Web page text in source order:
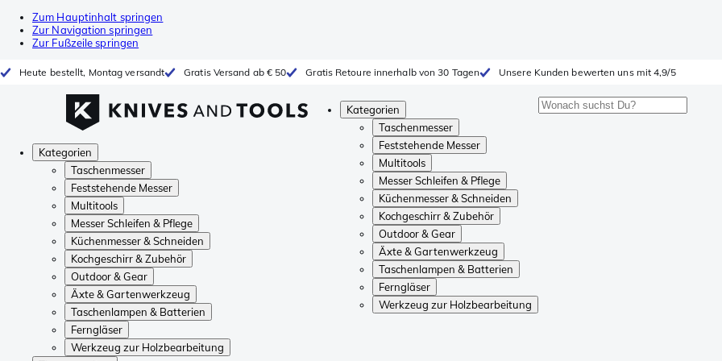
Zum Hauptinhalt springen
Zur Navigation springen
Zur Fußzeile springen
Heute bestellt, Montag versandt Gratis Versand ab € 50 Gratis Retoure innerhalb von 30 Tagen Unsere Kunden bewerten uns mit 4,9/5
Kategorien
Taschenmesser
Feststehende Messer
Multitools
Messer Schleifen & Pflege
Küchenmesser & Schneiden
Kochgeschirr & Zubehör
Outdoor & Gear
Äxte & Gartenwerkzeug
Taschenlampen & Batterien
Ferngläser
Werkzeug zur Holzbearbeitung
Kategorien
Taschenmesser
Feststehende Messer
Multitools
Messer Schleifen & Pflege
Küchenmesser & Schneiden
Kochgeschirr & Zubehör
Outdoor & Gear
Äxte & Gartenwerkzeug
Taschenlampen & Batterien
Ferngläser
Werkzeug zur Holzbearbeitung